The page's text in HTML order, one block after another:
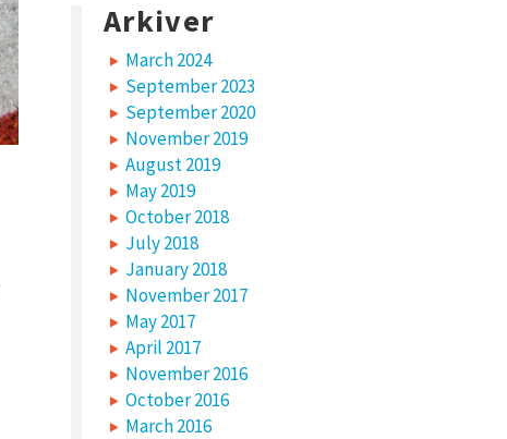
Arkiver
March 2024
September 2023
September 2020
November 2019
August 2019
May 2019
October 2018
July 2018
January 2018
November 2017
May 2017
April 2017
November 2016
October 2016
March 2016